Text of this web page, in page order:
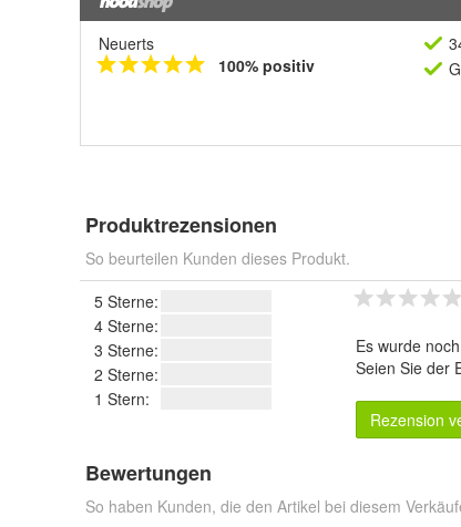
Neuerts
100% positiv
Produktrezensionen
So beurteilen Kunden dieses Produkt.
5 Sterne:
4 Sterne:
3 Sterne:
2 Sterne:
1 Stern:
Es wurde
Seien Sie der
Rezension
Bewertungen
So haben Kunden, die den Artikel bei diesem